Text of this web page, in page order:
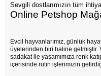
Sevgili dostlarımızın tüm
Online Petshop
Evcil hayvanlarımız, günlük
üyelerinden biri haline gelmiştir.
sadakat ile yaşamımıza renk
içerisinde rutin işlerimizin